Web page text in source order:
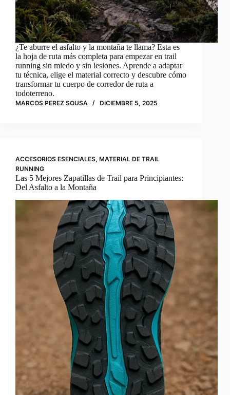
¿Te aburre el asfalto y la montaña te llama? Esta es
la hoja de ruta más completa para empezar en trail
running sin miedo y sin lesiones. Aprende a adaptar
tu técnica, elige el material correcto y descubre cómo
transformar tu cuerpo de corredor de ruta a
todoterreno.
MARCOS PEREZ SOUSA DICIEMBRE 5, 2025
ACCESORIOS ESENCIALES, MATERIAL DE TRAIL
RUNNING
Las 5 Mejores Zapatillas de Trail para Principiantes:
Del Asfalto a la Montaña